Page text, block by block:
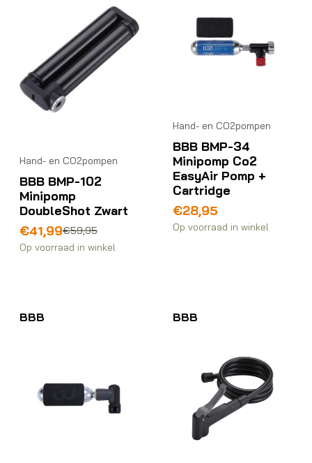
Hand- en CO2pompen
BBB BMP-102
Minipomp
DoubleShot Zwart
€59,95
Oorspronkelijke
prijs
€41,99
Huidige
prijs
Op voorraad in winkel
Hand- en CO2pompen
BBB BMP-34
Minipomp Co2
EasyAir Pomp +
Cartridge
€28,95
Op voorraad in winkel
BBB BBB